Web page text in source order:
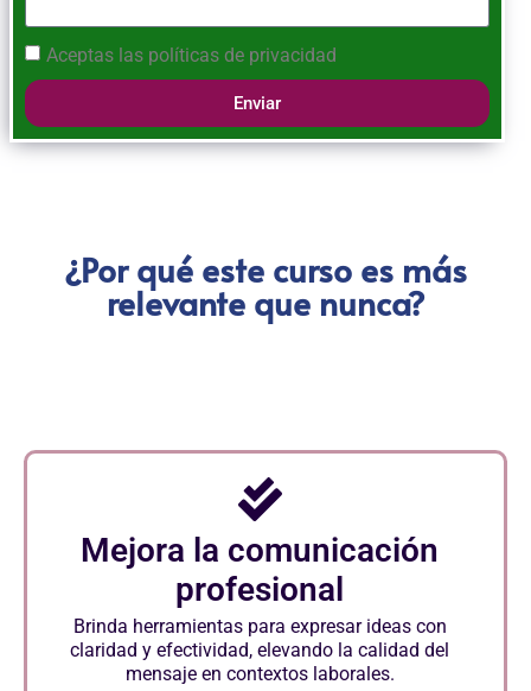
Aceptas las políticas de privacidad
Enviar
¿Por qué este curso es más
relevante que nunca?
Mejora la comunicación
profesional
Brinda herramientas para expresar ideas con
claridad y efectividad, elevando la calidad del
mensaje en contextos laborales.